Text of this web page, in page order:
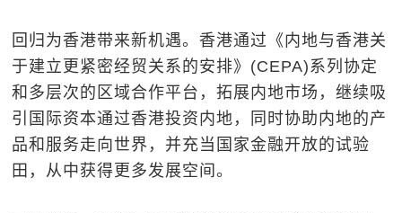
回归为香港带来新机遇。香港通过《内地与香港关
于建立更紧密经贸关系的安排》(CEPA)系列协定
和多层次的区域合作平台，拓展内地市场，继续吸
引国际资本通过香港投资内地，同时协助内地的产
品和服务走向世界，并充当国家金融开放的试验
田，从中获得更多发展空间。